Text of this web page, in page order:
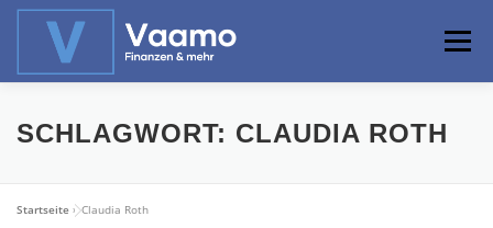
Zum
Menü
ABOUT ONLINE-RECHNER BASISWISSEN
PROFIWISSEN
SCHLAGWORT: CLAUDIA ROTH
Startseite »Claudia Roth